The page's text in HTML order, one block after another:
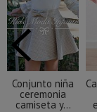
Conjunto niña
ceremonia
camiseta y...